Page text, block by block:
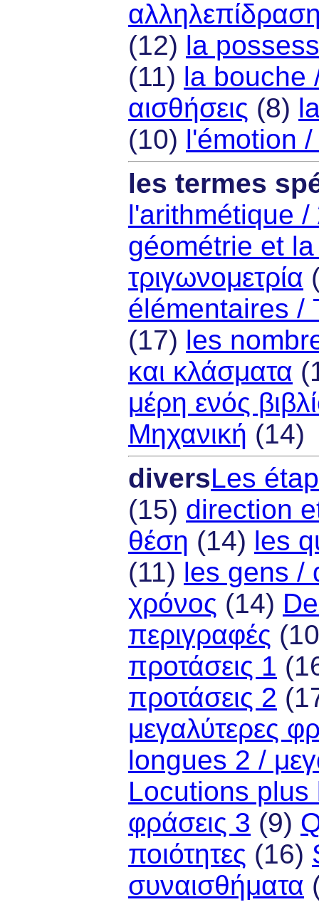
(12) la
(11) la bouche
αισθήσεις (8)
(10) l'émotion
les termes
l'arithmétique /
géométrie et la
τριγωνομετρία
élémentaires /
(17) les
και κλάσματα
μέρη ενός
Μηχανική (14)
diversLes
(15) direction
θέση (14) les
(11) les gens /
χρόνος (14)
περιγραφές
προτάσεις 1
προτάσεις 2
μεγαλύτερες
longues 2 /
Locutions plus
φράσεις 3 (9)
ποιότητες (16)
συναισθήματα